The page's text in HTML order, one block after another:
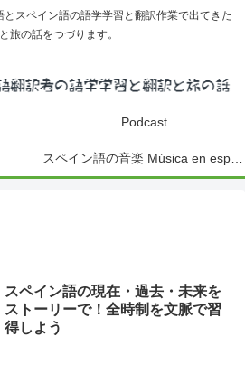
スペイン語の語学学習と翻訳作業で出てきた
旅の話をつづります。
Podcast
スペイン語の現在・過去・未来を
ストーリーで！全時制を文脈で習
得しよう